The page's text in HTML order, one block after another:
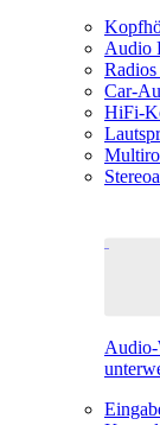
Audio
Car-
HiFi-
Audio-